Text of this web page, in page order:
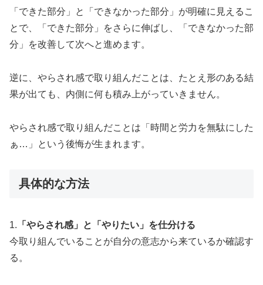
「できた部分」と「できなかった部分」が明確に見えるこ
とで、「できた部分」をさらに伸ばし、「できなかった部
分」を改善して次へと進めます。
逆に、やらされ感で取り組んだことは、たとえ形のある結
果が出ても、内側に何も積み上がっていきません。
やらされ感で取り組んだことは「時間と労力を無駄にした
ぁ…」という後悔が生まれます。
具体的な方法
1. 「やらされ感」と「やりたい」を仕分ける
今取り組んでいることが自分の意志から来ているか確認す
る。